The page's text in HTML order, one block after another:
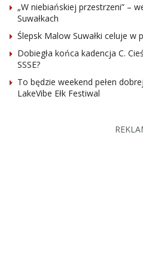
„W niebiańskiej przestrzeni” –
Suwałkach
Ślepsk Malow Suwałki celuje w
Dobiegła końca kadencja C.
SSSE?
To będzie weekend pełen
LakeVibe Ełk Festiwal